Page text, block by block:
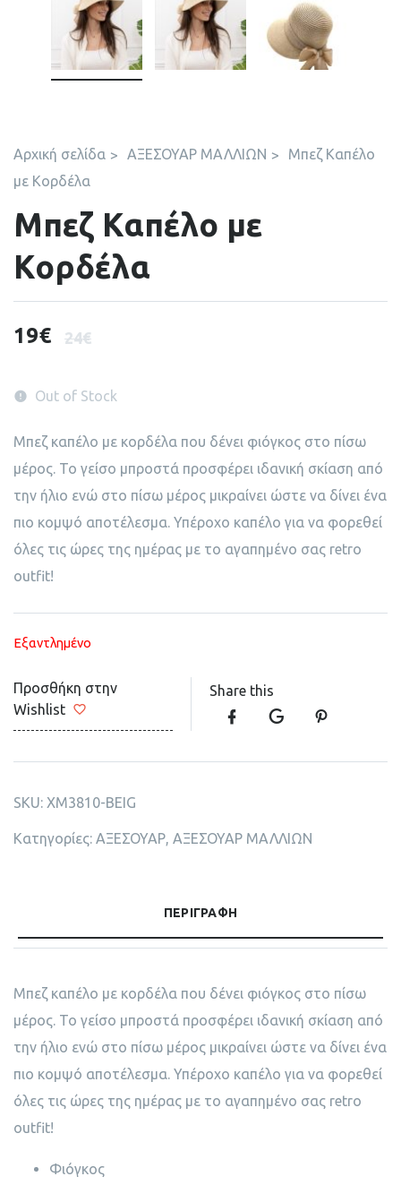
Αρχική σελίδα ΑΞΕΣΟΥΑΡ ΜΑΛΛΙΩΝ
Μπεζ Καπέλο
με Κορδέλα
Μπεζ Καπέλο με
Κορδέλα
24€
19€
Out of Stock
Μπεζ καπέλο με κορδέλα που δένει φιόγκος στο πίσω
μέρος. To γείσο μπροστά προσφέρει ιδανική σκίαση από
την ήλιο ενώ στο πίσω μέρος μικραίνει ώστε να δίνει ένα
πιο κομψό αποτέλεσμα. Υπέροχο καπέλο για να φορεθεί
όλες τις ώρες της ημέρας με το αγαπημένο σας retro
outfit!
Εξαντλημένο
Προσθήκη στην
Wishlist
Share this
SKU: XM3810-BEIG
Κατηγορίες: ΑΞΕΣΟΥΑΡ, ΑΞΕΣΟΥΑΡ ΜΑΛΛΙΩΝ
ΠΕΡΙΓΡΑΦΉ
Μπεζ καπέλο με κορδέλα που δένει φιόγκος στο πίσω
μέρος. To γείσο μπροστά προσφέρει ιδανική σκίαση από
την ήλιο ενώ στο πίσω μέρος μικραίνει ώστε να δίνει ένα
πιο κομψό αποτέλεσμα. Υπέροχο καπέλο για να φορεθεί
όλες τις ώρες της ημέρας με το αγαπημένο σας retro
outfit!
Φιόγκος